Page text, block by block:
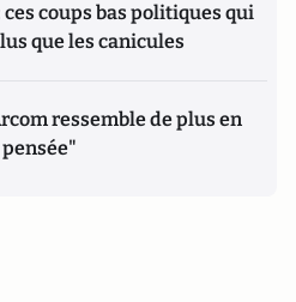
coups bas politiques qui
que les canicules
ressemble de plus en